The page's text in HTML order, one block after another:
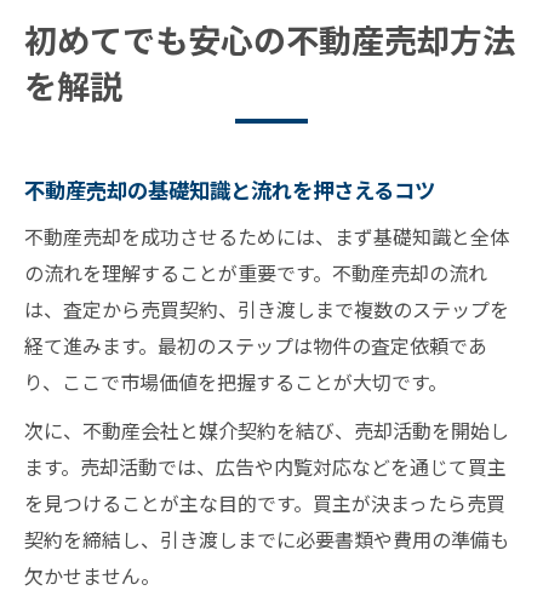
説
初心者が知るべき不動産売却の成功ステッ
不動産売却の流れを図解でわかりやすく解
説
家を売る手順と必要な準備リストを紹介
不動産売却の流れで重要なチェックポイン
ト
図解で見る不動産売却方法の7ステップ
売買契約までの不動産売却の進め方を解説
不動産売却でやってはいけないNG行動とは
不動産売却で避けたい三大タブーとその理
初めてでも安心の不動産売却方法
を解説
不動産売却の基礎知識と流れを押さえるコツ
不動産売却を成功させるためには、まず基礎知識と全体
の流れを理解することが重要です。不動産売却の流れ
は、査定から売買契約、引き渡しまで複数のステップを
経て進みます。最初のステップは物件の査定依頼であ
り、ここで市場価値を把握することが大切です。
次に、不動産会社と媒介契約を結び、売却活動を開始し
ます。売却活動では、広告や内覧対応などを通じて買主
を見つけることが主な目的です。買主が決まったら売買
契約を締結し、引き渡しまでに必要書類や費用の準備も
欠かせません。